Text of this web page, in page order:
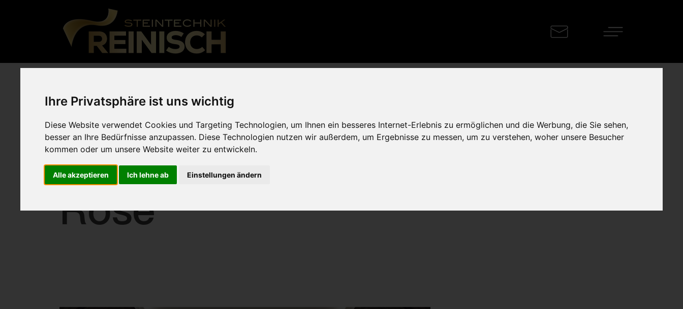
Ihre Privatsphäre ist uns wichtig
Diese Website verwendet Cookies und Targeting Technologien, um Ihnen ein besseres Internet-Erlebnis zu ermöglichen und die Werbung, die Sie sehen,
besser an Ihre Bedürfnisse anzupassen. Diese Technologien nutzen wir außerdem, um Ergebnisse zu messen, um zu verstehen, woher unsere Besucher
kommen oder um unsere Website weiter zu entwickeln.
Alle akzeptieren Ich lehne ab Einstellungen ändern
Arbeitsplatte
Silestone Riviere
Rose